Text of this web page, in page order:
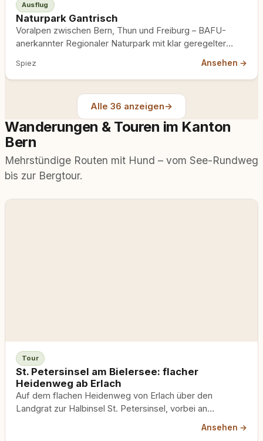
Ausflug
Naturpark Gantrisch
Voralpen zwischen Bern, Thun und Freiburg – BAFU-
anerkannter Regionaler Naturpark mit klar geregelter
Spiez Ansehen →
Alle 36 anzeigen→
Wanderungen & Touren im Kanton
Bern
Mehrstündige Routen mit Hund – vom See-Rundweg
bis zur Bergtour.
Tour
St. Petersinsel am Bielersee: flacher
Heidenweg ab Erlach
Auf dem flachen Heidenweg von Erlach über den
Landgrat zur Halbinsel St. Petersinsel, vorbei an
Rebbergen und dem alten Kloster, in dem Rousseau
Ansehen →